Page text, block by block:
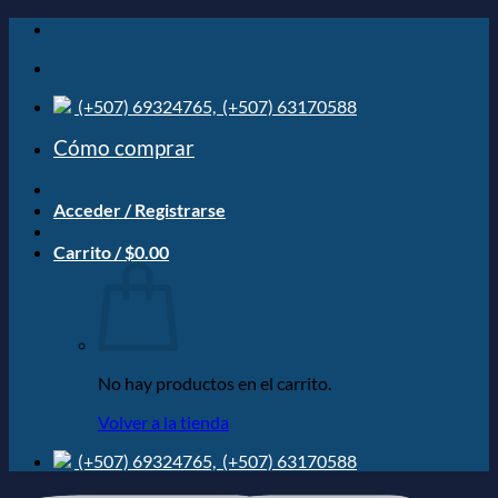
Saltar
contenido
(+507) 69324765, (+507) 63170588
Cómo comprar
Acceder / Registrarse
Carrito /$0.00
No hay productos en el carrito.
Volver a la tienda
(+507) 69324765, (+507) 63170588